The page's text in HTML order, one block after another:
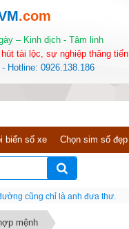
.com
– Kinh dịch - Tâm linh
tài lộc, sự nghiệp thăng tiến
Hotline: 0926.138.186
biển số xe Chọn sim số đẹp
cũng chỉ là anh đưa thư.
mệnh